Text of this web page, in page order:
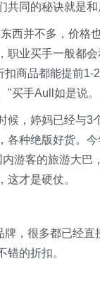
同的秘诀就是和
西并不多，价格
职业买手一般都
扣商品都能提前
"买手Aull如是说。
候，婷妈已经与
各种绝版好货。
游客的旅游大
才是硬仗。
，很多都已经
的折扣。